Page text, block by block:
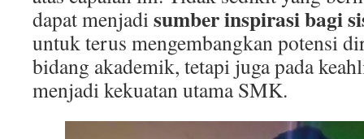
dapat menjadisumber inspirasi bagi
untuk terus mengembangkan potensi
bidang akademik, tetapi juga pada
menjadi kekuatan utama SMK.